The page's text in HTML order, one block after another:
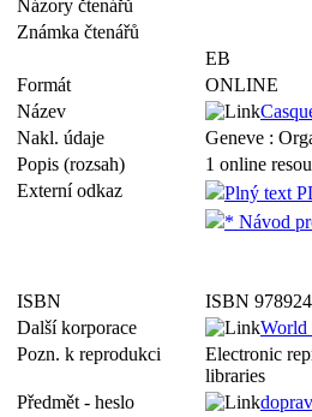
Názory čtenářů
Známka čtenářů
EB
Formát
ONLINE
Název
Nakl. údaje
Geneve :
Popis (rozsah)
1 online
Externí odkaz
Plný text
* Návod
ISBN
ISBN
Další korporace
World
Pozn. k reprodukci
Electronic
libraries
Předmět - heslo